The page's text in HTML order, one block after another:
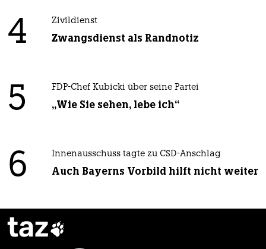
4 Zivildienst
Zwangsdienst als Randnotiz
5 FDP-Chef Kubicki über seine Partei
„Wie Sie sehen, lebe ich“
6 Innenausschuss tagte zu CSD-Anschlag
Auch Bayerns Vorbild hilft nicht weiter
taz